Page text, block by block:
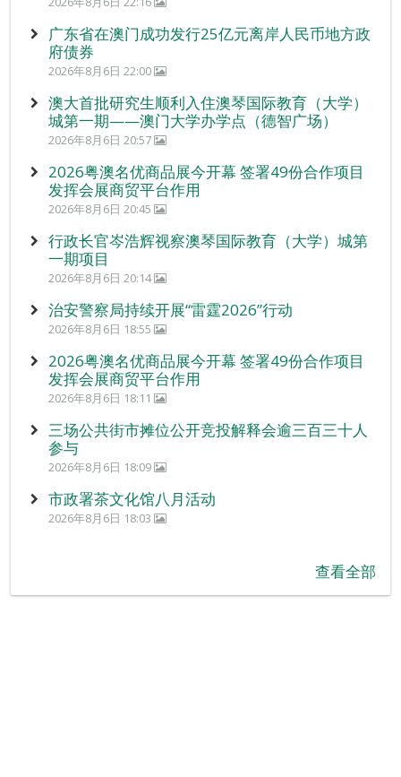
广东省在澳门成功发行25亿元离岸人民币地方政
府债券
2026年8月6日 22:00
澳大首批研究生顺利入住澳琴国际教育（大学）
城第一期——澳门大学办学点（德智广场）
2026年8月6日 20:57
2026粤澳名优商品展今开幕 签署49份合作项目
发挥会展商贸平台作用
2026年8月6日 20:45
行政长官岑浩辉视察澳琴国际教育（大学）城第
一期项目
2026年8月6日 20:14
治安警察局持续开展“雷霆2026”行动
2026年8月6日 18:55
2026粤澳名优商品展今开幕 签署49份合作项目
发挥会展商贸平台作用
2026年8月6日 18:11
三场公共街市摊位公开竞投解释会逾三百三十人
参与
2026年8月6日 18:09
市政署茶文化馆八月活动
2026年8月6日 18:03
查看全部